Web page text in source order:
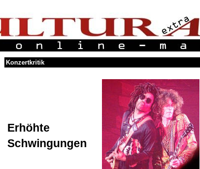
Konzertkritik
Erhöhte
Schwingungen